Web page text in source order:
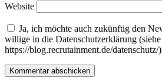
Website
Ja, ich möchte auch zukünftig den
willige in die Datenschutzerklärung (siehe
https://blog.recrutainment.de/datenschutz/